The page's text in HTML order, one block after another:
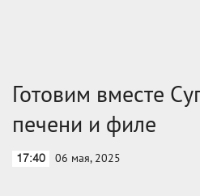
Готовим вместе
печени и филе
17:40 06 мая, 2025